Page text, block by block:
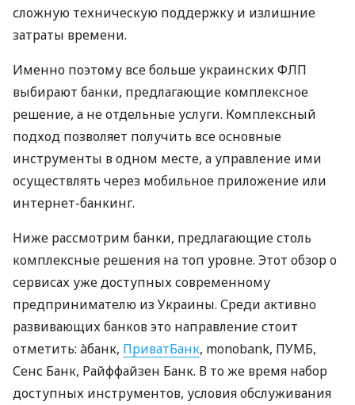
сложную техническую поддержку и излишние
затраты времени.
Именно поэтому все больше украинских ФЛП
выбирают банки, предлагающие комплексное
решение, а не отдельные услуги. Комплексный
подход позволяет получить все основные
инструменты в одном месте, а управление ими
осуществлять через мобильное приложение или
интернет-банкинг.
Ниже рассмотрим банки, предлагающие столь
комплексные решения на топ уровне. Этот обзор о
сервисах уже доступных современному
предпринимателю из Украины. Среди активно
развивающих банков это направление стоит
отметить: àбанк, ПриватБанк, monobank, ПУМБ,
Сенс Банк, Райффайзен Банк. В то же время набор
доступных инструментов, условия обслуживания